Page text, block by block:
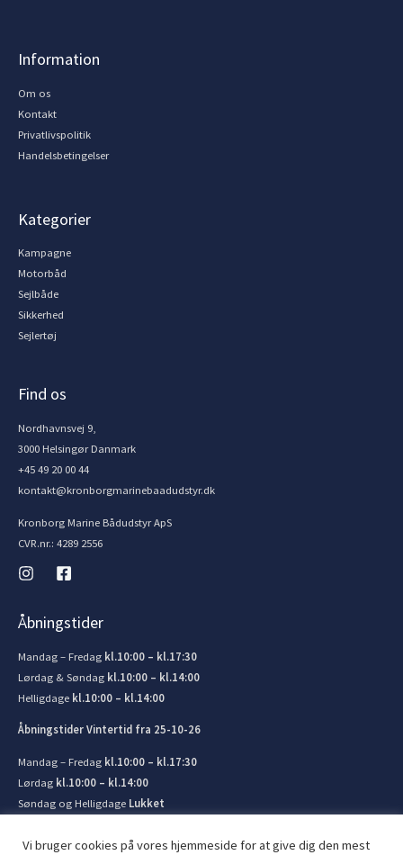
Information
Om os
Kontakt
Privatlivspolitik
Handelsbetingelser
Kategorier
Kampagne
Motorbåd
Sejlbåde
Sikkerhed
Sejlertøj
Find os
Nordhavnsvej 9,
3000 Helsingør Danmark
+45 49 20 00 44
kontakt@kronborgmarinebaadudstyr.dk
Kronborg Marine Bådudstyr ApS
CVR.nr.: 4289 2556
Åbningstider
Mandag – Fredag kl.10:00 – kl.17:30
Lørdag & Søndag kl.10:00 – kl.14:00
Helligdage kl.10:00 – kl.14:00
Åbningstider Vintertid fra 25-10-26
Mandag – Fredag kl.10:00 – kl.17:30
Lørdag kl.10:00 – kl.14:00
Søndag og Helligdage Lukket
Vi bruger cookies på vores hjemmeside for at give dig den mest